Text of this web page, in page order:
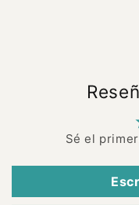
Sé el